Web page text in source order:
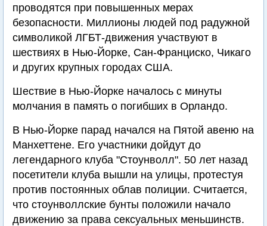
проводятся при повышенных мерах
безопасности. Миллионы людей под радужной
символикой ЛГБТ-движения участвуют в
шествиях в Нью-Йорке, Сан-Франциско, Чикаго
и других крупных городах США.
Шествие в Нью-Йорке началось с минуты
молчания в память о погибших в Орландо.
В Нью-Йорке парад начался на Пятой авеню на
Манхеттене. Его участники дойдут до
легендарного клуба "Стоунволл". 50 лет назад
посетители клуба вышли на улицы, протестуя
против постоянных облав полиции. Считается,
что стоунволлские бунты положили начало
движению за права сексуальных меньшинств.